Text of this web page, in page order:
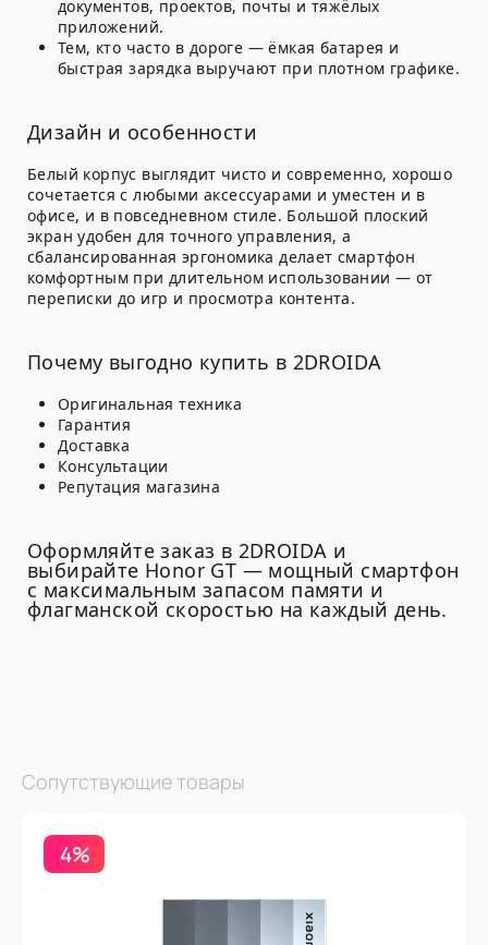
документов, проектов, почты и тяжёлых
приложений.
Тем, кто часто в дороге — ёмкая батарея и
быстрая зарядка выручают при плотном графике.
Дизайн и особенности
Белый корпус выглядит чисто и современно, хорошо
сочетается с любыми аксессуарами и уместен и в
офисе, и в повседневном стиле. Большой плоский
экран удобен для точного управления, а
сбалансированная эргономика делает смартфон
комфортным при длительном использовании — от
переписки до игр и просмотра контента.
Почему выгодно купить в 2DROIDA
Оригинальная техника
Гарантия
Доставка
Консультации
Репутация магазина
Оформляйте заказ в 2DROIDA и
выбирайте Honor GT — мощный смартфон
с максимальным запасом памяти и
флагманской скоростью на каждый день.
Сопутствующие товары
4%